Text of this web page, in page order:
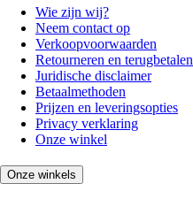
Wie zijn wij?
Neem contact op
Verkoopvoorwaarden
Retourneren en terugbetalen
Juridische disclaimer
Betaalmethoden
Prijzen en leveringsopties
Privacy verklaring
Onze winkel
Onze winkels